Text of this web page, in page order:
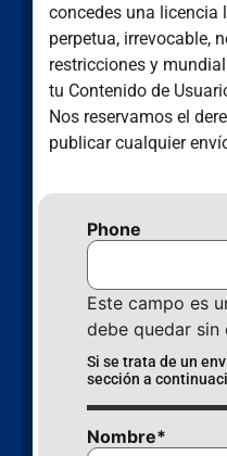
concedes una licencia
perpetua, irrevocable,
restricciones y
tu Contenido de
Nos reservamos el
publicar cualquier
Phone
Este campo es
debe quedar sin
Si se trata de un
sección a
Nombre*